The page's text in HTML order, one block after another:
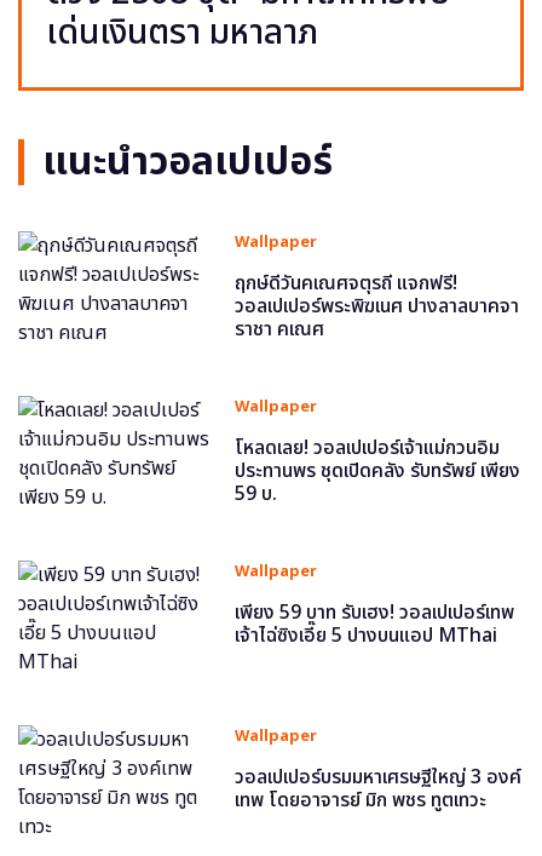
เด่นเงินตรา มหาลาภ
แนะนำวอลเปเปอร์
Wallpaper
ฤกษ์ดีวันคเณศจตุรถี แจกฟรี!
วอลเปเปอร์พระพิฆเนศ ปางลาลบาคจา
ราชา คเณศ
Wallpaper
โหลดเลย! วอลเปเปอร์เจ้าแม่กวนอิม
ประทานพร ชุดเปิดคลัง รับทรัพย์ เพียง
59 บ.
Wallpaper
เพียง 59 บาท รับเฮง! วอลเปเปอร์เทพ
เจ้าไฉ่ซิงเอี๊ย 5 ปางบนแอป MThai
Wallpaper
วอลเปเปอร์บรมมหาเศรษฐีใหญ่ 3 องค์
เทพ โดยอาจารย์ มิก พชร ทูตเทวะ